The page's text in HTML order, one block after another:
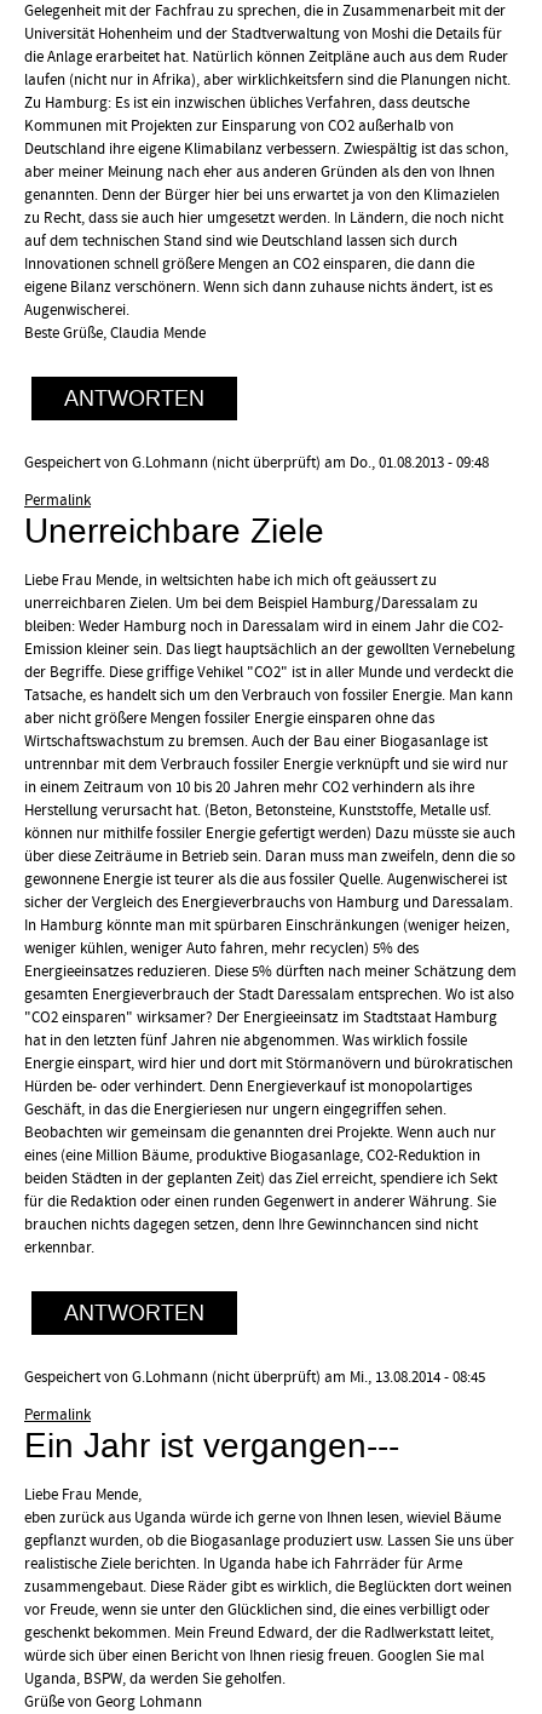
Gelegenheit mit der Fachfrau zu sprechen, die in Zusammenarbeit mit der
Universität Hohenheim und der Stadtverwaltung von Moshi die Details für
die Anlage erarbeitet hat. Natürlich können Zeitpläne auch aus dem Ruder
laufen (nicht nur in Afrika), aber wirklichkeitsfern sind die Planungen nicht.
Zu Hamburg: Es ist ein inzwischen übliches Verfahren, dass deutsche
Kommunen mit Projekten zur Einsparung von CO2 außerhalb von
Deutschland ihre eigene Klimabilanz verbessern. Zwiespältig ist das schon,
aber meiner Meinung nach eher aus anderen Gründen als den von Ihnen
genannten. Denn der Bürger hier bei uns erwartet ja von den Klimazielen
zu Recht, dass sie auch hier umgesetzt werden. In Ländern, die noch nicht
auf dem technischen Stand sind wie Deutschland lassen sich durch
Innovationen schnell größere Mengen an CO2 einsparen, die dann die
eigene Bilanz verschönern. Wenn sich dann zuhause nichts ändert, ist es
Augenwischerei.
Beste Grüße, Claudia Mende
ANTWORTEN
Gespeichert vonG.Lohmann (nicht überprüft) am Do., 01.08.2013 - 09:48
Permalink
Unerreichbare Ziele
Liebe Frau Mende, in weltsichten habe ich mich oft geäussert zu
unerreichbaren Zielen. Um bei dem Beispiel Hamburg/Daressalam zu
bleiben: Weder Hamburg noch in Daressalam wird in einem Jahr die CO2-
Emission kleiner sein. Das liegt hauptsächlich an der gewollten Vernebelung
der Begriffe. Diese griffige Vehikel "CO2" ist in aller Munde und verdeckt die
Tatsache, es handelt sich um den Verbrauch von fossiler Energie. Man kann
aber nicht größere Mengen fossiler Energie einsparen ohne das
Wirtschaftswachstum zu bremsen. Auch der Bau einer Biogasanlage ist
untrennbar mit dem Verbrauch fossiler Energie verknüpft und sie wird nur
in einem Zeitraum von 10 bis 20 Jahren mehr CO2 verhindern als ihre
Herstellung verursacht hat. (Beton, Betonsteine, Kunststoffe, Metalle usf.
können nur mithilfe fossiler Energie gefertigt werden) Dazu müsste sie auch
über diese Zeiträume in Betrieb sein. Daran muss man zweifeln, denn die so
gewonnene Energie ist teurer als die aus fossiler Quelle. Augenwischerei ist
sicher der Vergleich des Energieverbrauchs von Hamburg und Daressalam.
In Hamburg könnte man mit spürbaren Einschränkungen (weniger heizen,
weniger kühlen, weniger Auto fahren, mehr recyclen) 5% des
Energieeinsatzes reduzieren. Diese 5% dürften nach meiner Schätzung dem
gesamten Energieverbrauch der Stadt Daressalam entsprechen. Wo ist also
"CO2 einsparen" wirksamer? Der Energieeinsatz im Stadtstaat Hamburg
hat in den letzten fünf Jahren nie abgenommen. Was wirklich fossile
Energie einspart, wird hier und dort mit Störmanövern und bürokratischen
Hürden be- oder verhindert. Denn Energieverkauf ist monopolartiges
Geschäft, in das die Energieriesen nur ungern eingegriffen sehen.
Beobachten wir gemeinsam die genannten drei Projekte. Wenn auch nur
eines (eine Million Bäume, produktive Biogasanlage, CO2-Reduktion in
beiden Städten in der geplanten Zeit) das Ziel erreicht, spendiere ich Sekt
für die Redaktion oder einen runden Gegenwert in anderer Währung. Sie
brauchen nichts dagegen setzen, denn Ihre Gewinnchancen sind nicht
erkennbar.
ANTWORTEN
Gespeichert vonG.Lohmann (nicht überprüft) am Mi., 13.08.2014 - 08:45
Permalink
Ein Jahr ist vergangen---
Liebe Frau Mende,
eben zurück aus Uganda würde ich gerne von Ihnen lesen, wieviel Bäume
gepflanzt wurden, ob die Biogasanlage produziert usw. Lassen Sie uns über
realistische Ziele berichten. In Uganda habe ich Fahrräder für Arme
zusammengebaut. Diese Räder gibt es wirklich, die Beglückten dort weinen
vor Freude, wenn sie unter den Glücklichen sind, die eines verbilligt oder
geschenkt bekommen. Mein Freund Edward, der die Radlwerkstatt leitet,
würde sich über einen Bericht von Ihnen riesig freuen. Googlen Sie mal
Uganda, BSPW, da werden Sie geholfen.
Grüße von Georg Lohmann